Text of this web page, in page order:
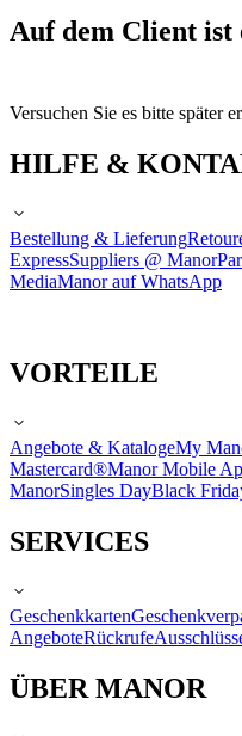
Auf dem Client ist
Versuchen Sie es bitte später
HILFE &
Bestellung & Lieferung
ExpressSuppliers @ Manor
MediaManor auf WhatsApp
VORTEILE
Angebote & KatalogeMy
Mastercard®Manor Mobile
ManorSingles DayBlack
SERVICES
Geschenkkarten
AngeboteRückrufe
ÜBER MANOR